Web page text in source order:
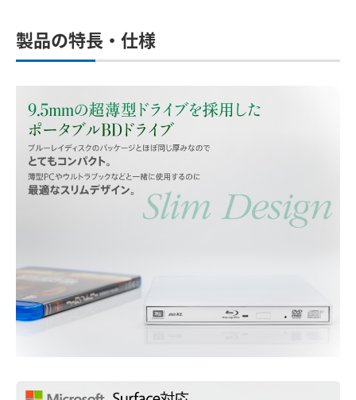
製品の特長・仕様